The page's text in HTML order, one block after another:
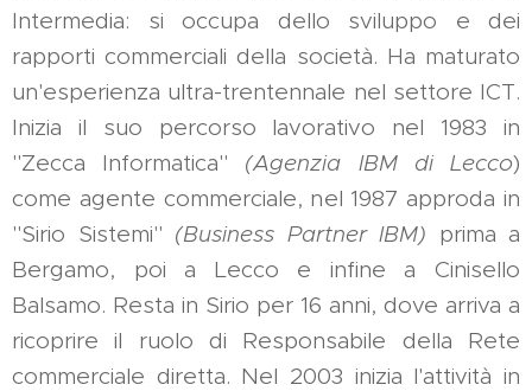
Intermedia: si occupa dello sviluppo e dei
rapporti commerciali della società. Ha maturato
un'esperienza ultra-trentennale nel settore ICT.
Inizia il suo percorso lavorativo nel 1983 in
"Zecca Informatica" (Agenzia IBM di Lecco)
come agente commerciale, nel 1987 approda in
"Sirio Sistemi" (Business Partner IBM) prima a
Bergamo, poi a Lecco e infine a Cinisello
Balsamo. Resta in Sirio per 16 anni, dove arriva a
ricoprire il ruolo di Responsabile della Rete
commerciale diretta. Nel 2003 inizia l'attività in